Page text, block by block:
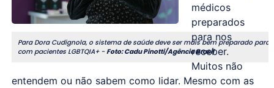
Para Dora Cudignola, o sistema de saúde deve ser mais bem preparado para
com pacientes LGBTQIA+ -Foto: Cadu Pinotti/Agência Brasil
médicos
preparados
para nos
receber.
Muitos não
entendem ou não sabem como lidar. Mesmo com as